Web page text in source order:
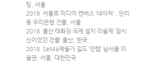
팅, 서울
2019  서울로 미디어 캔버스 ‘네이처’ , 만리
동 우리은행 건물, 서울
2018  울산 태화강 국제 설치 미술제 ‘잠시
신이었던 것들’ 울산, 한국
2018  SeMa예술가 길드 ‘만랩’ 남서울 미
술관, 서울, 대한민국